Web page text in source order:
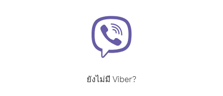
ยังไม่มี Viber?